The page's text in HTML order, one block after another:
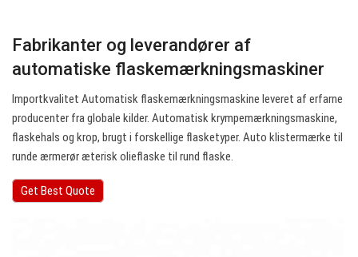
Fabrikanter og leverandører af
automatiske flaskemærkningsmaskiner
Importkvalitet Automatisk flaskemærkningsmaskine leveret af erfarne
producenter fra globale kilder. Automatisk krympemærkningsmaskine,
flaskehals og krop, brugt i forskellige flasketyper. Auto klistermærke til
runde ærmerør æterisk olieflaske til rund flaske.
Get Best Quote